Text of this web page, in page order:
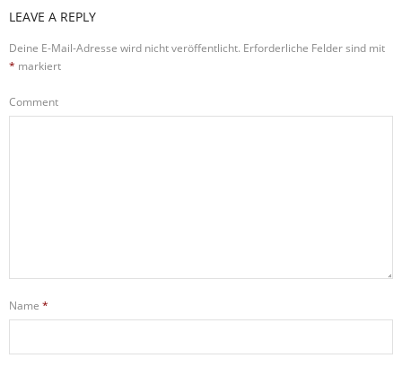
LEAVE A REPLY
Deine E-Mail-Adresse wird nicht veröffentlicht. Erforderliche Felder sind mit
* markiert
Comment
Name *